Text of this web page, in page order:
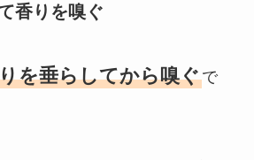
香りを嗅ぐ
を垂らしてから嗅ぐで